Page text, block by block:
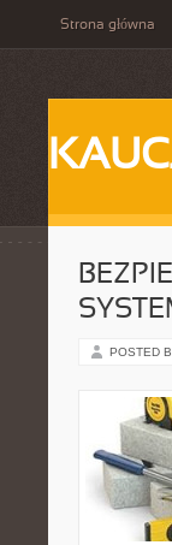
Strona główna
POSTED